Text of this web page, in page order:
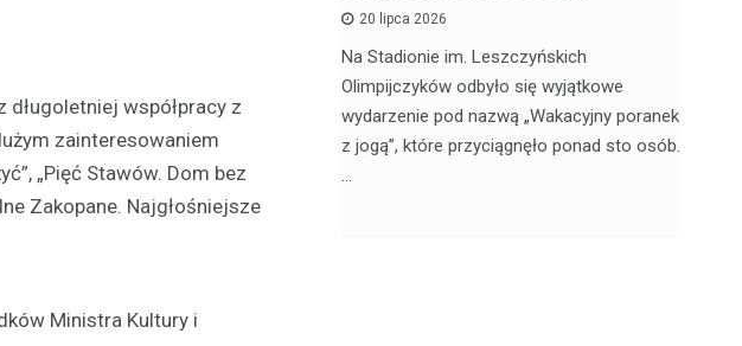
współpracy z
zainteresowaniem
„Pięć Stawów. Dom bez
Zakopane. Najgłośniejsze
Ministra Kultury i
W najbliższą sobotę, 20
na Skateplazie w…
20 lipca 2026
Na Stadionie im. Leszczyńskich
Olimpijczyków odbyło się wyjątkowe
wydarzenie pod nazwą „Wakacyjny poranek
z jogą”, które przyciągnęło ponad sto osób.
…